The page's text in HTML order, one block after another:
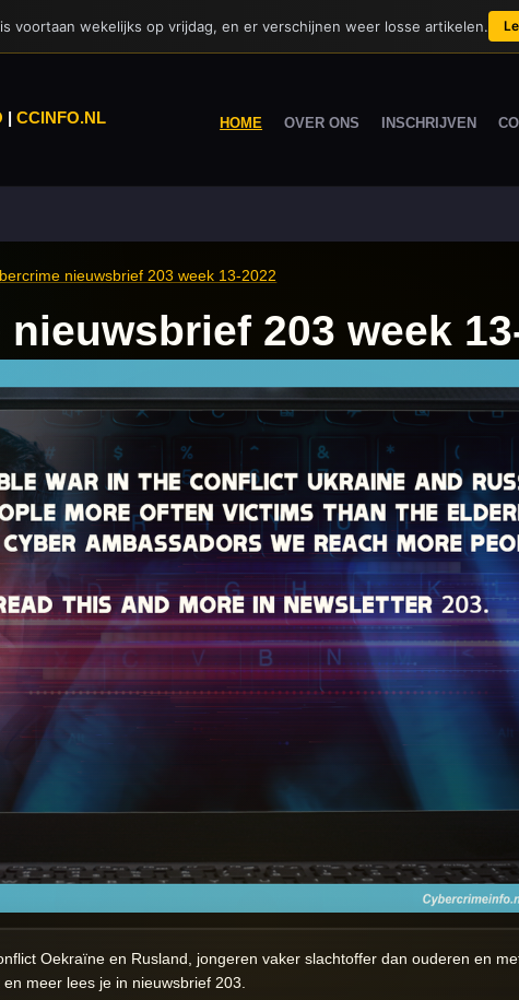
| CCINFO.NL HOME OVER ONS INSCHRIJVEN
nieuwsbrief 203 week 13-2022
203 week
Oekraïne en Rusland, jongeren vaker slachtoffer dan ouderen en
meer lees je in nieuwsbrief 203.
voortaan wekelijks op vrijdag, en er verschijnen weer losse artikelen.